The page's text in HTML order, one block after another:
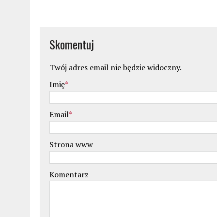
Skomentuj
Twój adres email nie będzie widoczny.
Imię*
Email*
Strona www
Komentarz